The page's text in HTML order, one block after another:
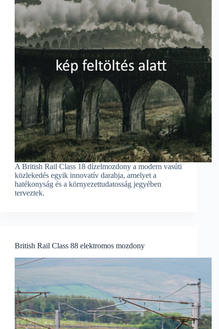
A British Rail Class 18 dízelmozdony a modern vasúti
közlekedés egyik innovatív darabja, amelyet a
hatékonyság és a környezettudatosság jegyében
terveztek.
British Rail Class 88 elektromos mozdony